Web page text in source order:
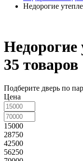
Недорогие
Недорогие
35 товаров
Подберите дверь по
Цена
15000
28750
42500
56250